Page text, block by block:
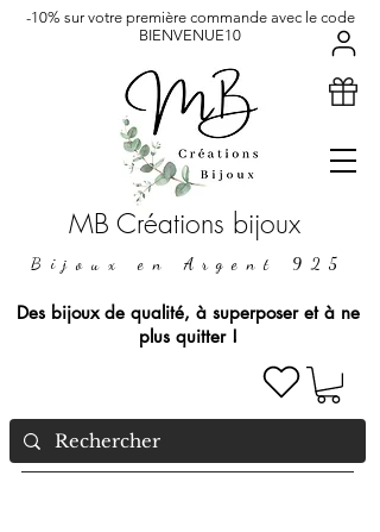
MB Créations bijoux
Bijoux en Argent 925
Des bijoux de qualité, à superposer et à ne
plus quitter !
-10% sur votre première commande avec le code
BIENVENUE10